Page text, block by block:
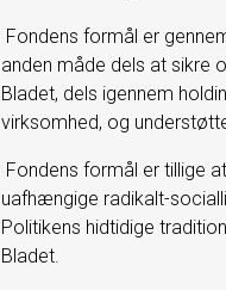
Fondens formål er
anden måde dels at sikre
Bladet, dels igennem
virksomhed, og
Fondens formål er tillige
uafhængige radikalt-
Politikens hidtidige
Bladet.